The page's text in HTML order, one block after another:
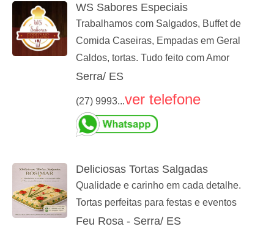
WS Sabores Especiais
Trabalhamos com Salgados, Buffet de
Comida Caseiras, Empadas em Geral
Caldos, tortas. Tudo feito com Amor
Serra/ ES
(27) 9993...ver telefone
Deliciosas Tortas Salgadas
Qualidade e carinho em cada detalhe.
Tortas perfeitas para festas e eventos
Feu Rosa - Serra/ ES